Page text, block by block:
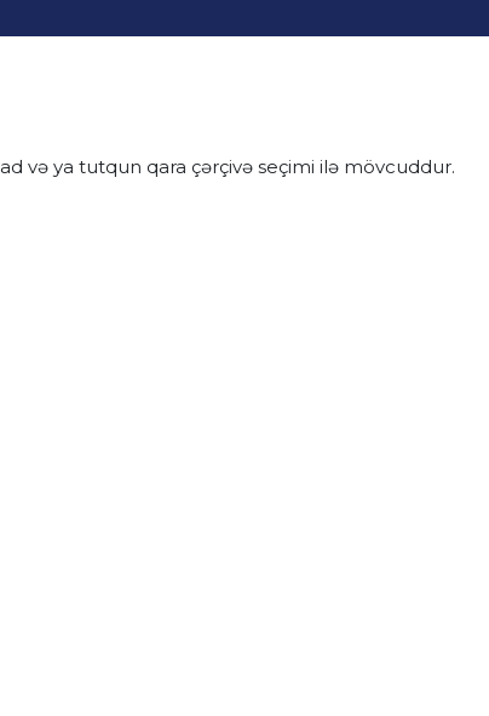
və ya tutqun qara çərçivə seçimi ilə mövcuddur.